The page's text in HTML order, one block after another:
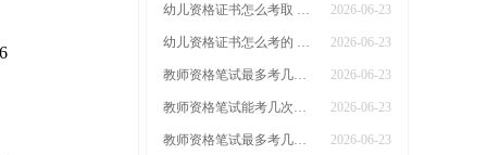
幼儿资格证书怎么考取 需满足哪些条件 2026-06-23
幼儿资格证书怎么考的 什么报名条件？ 2026-06-23
教师资格笔试最多考几次面试？有效期怎么查 2026-06-23
教师资格笔试能考几次？怎么查有效期 2026-06-23
教师资格笔试最多考几次啊？成绩过期怎么办 2026-06-23